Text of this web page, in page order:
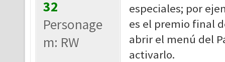
32
Personage
m: RW
especiales; por
es el premio final
abrir el menú del
activarlo.